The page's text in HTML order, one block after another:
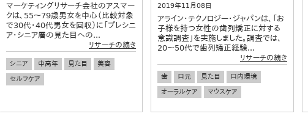
マーケティングリサーチ会社のアスマー
クは、55～79歳男女を中心（比較対象
で30代・40代男女を回収）に「プレシニ
ア・シニア層の見た目への...
リサーチの続き
シニア 中高年 見た目
美容
セルフケア
2019年11月08日
アライン・テクノロジー・ジャパンは、「お
子様を持つ女性の歯列矯正に対する
意識調査」を実施しました。調査では、
20～50代で歯列矯正経験...
リサーチの続き
歯 口元 見た目
口内環境
オーラルケア
マウスケア